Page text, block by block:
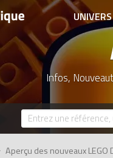
UNIVERS
Infos,
Aperçu des nouveaux LEGO